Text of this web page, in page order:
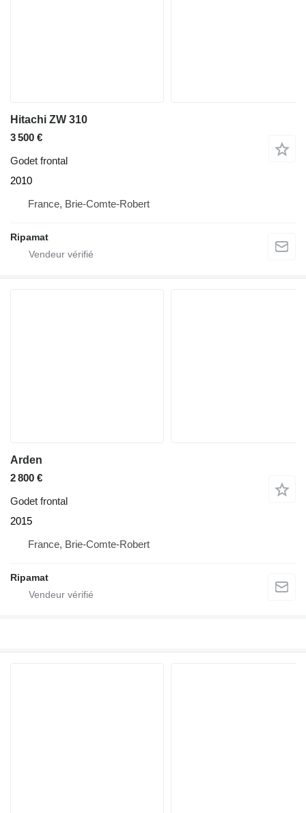
Hitachi ZW 310
3 500 €
Godet frontal
2010
France, Brie-Comte-Robert
Ripamat
Arden
2 800 €
Godet frontal
2015
France, Brie-Comte-Robert
Ripamat